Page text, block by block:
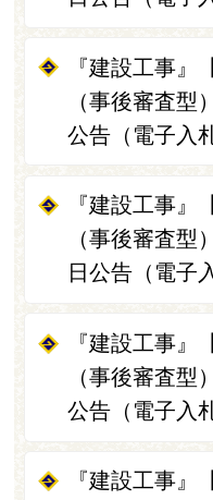
『建設工事』
（事後審査型
公告（電子入
『建設工事』
（事後審査型
日公告（電子
『建設工事』
（事後審査型
公告（電子入
『建設工事』